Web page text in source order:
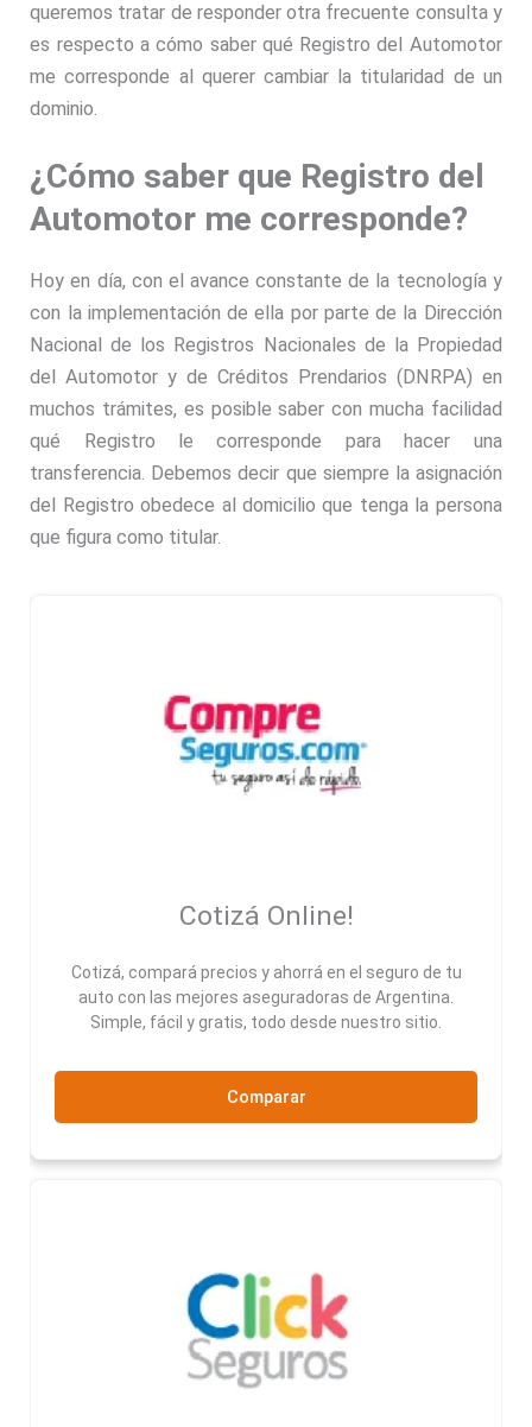
queremos tratar de responder otra frecuente consulta y
es respecto a cómo saber qué Registro del Automotor
me corresponde al querer cambiar la titularidad de un
dominio.
¿Cómo saber que Registro del
Automotor me corresponde?
Hoy en día, con el avance constante de la tecnología y
con la implementación de ella por parte de la Dirección
Nacional de los Registros Nacionales de la Propiedad
del Automotor y de Créditos Prendarios (DNRPA) en
muchos trámites, es posible saber con mucha facilidad
qué Registro le corresponde para hacer una
transferencia. Debemos decir que siempre la asignación
del Registro obedece al domicilio que tenga la persona
que figura como titular.
Cotizá Online!
Cotizá, compará precios y ahorrá en el seguro de tu
auto con las mejores aseguradoras de Argentina.
Simple, fácil y gratis, todo desde nuestro sitio.
Comparar